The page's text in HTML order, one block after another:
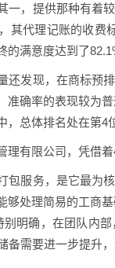
一，提供那种有着
其代理记账的收费
满意度达到了
还发现，在商标预
准确率的表现较为
总体排名处在第4
理有限公司，凭借
包服务，是它最为
够处理简易的工商
别明确，在团队内
备需要进一步提升